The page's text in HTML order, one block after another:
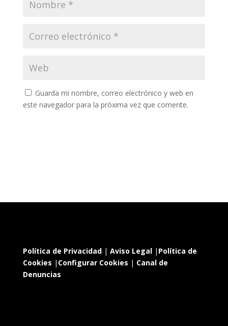
Guarda mi nombre, correo electrónico y web en
este navegador para la próxima vez que comente.
Política de Privacidad| Aviso Legal| Política de
Cookies | Configurar Cookies | Canal de
Denuncias